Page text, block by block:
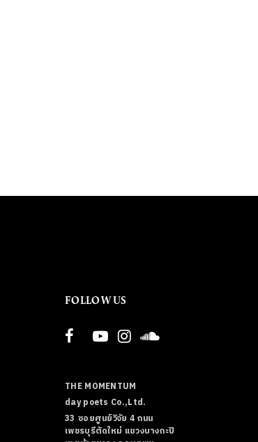
FOLLOW US
THE MOMENTUM
day poets Co.,Ltd.
33 ซอยศูนย์วิจัย 4 ถนน
เพชรบุรีตัดใหม่ แขวงบางกะปิ